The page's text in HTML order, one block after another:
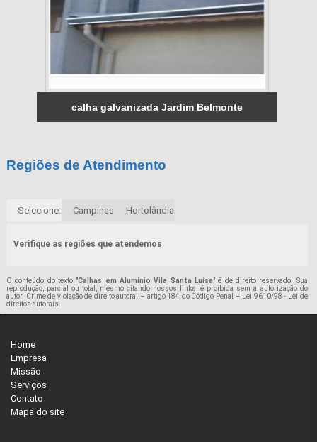
calha galvanizada Jardim Belmonte
Regiões de Atendimento
Selecione: Campinas Hortolândia
Verifique as regiões que atendemos
O conteúdo do texto "Calhas em Alumínio Vila Santa Luísa" é de direito reservado. Sua
reprodução, parcial ou total, mesmo citando nossos links, é proibida sem a autorização do
autor. Crime de violação de direito autoral – artigo 184 do Código Penal – Lei 9610/98 - Lei de
direitos autorais.
Home
Empresa
Missão
Serviços
Contato
Mapa do site